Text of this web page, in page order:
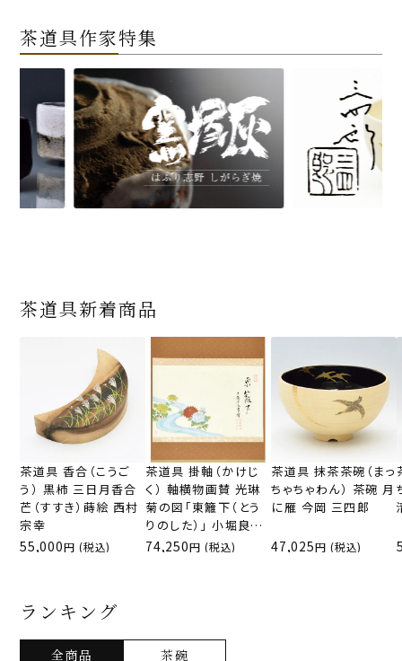
茶道具作家特集
茶道具新着商品
茶道具 香合（こうご
う） 黒柿 三日月香合
芒（すすき）蒔絵 西村
宗幸
55,000 (税込)
茶道具 掛軸（かけじ
く） 軸横物画賛 光琳
菊の図「東籬下（とう
りのした）」 小堀良實
（こぼりりょうじつ）師
74,250 (税込)
茶道具 抹茶茶碗（まっ
ちゃちゃわん） 茶碗 月
に雁 今岡 三四郎
47,025 (税込)
ランキング
全商品 茶碗